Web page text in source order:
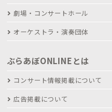
劇場・コンサートホール
オーケストラ・演奏団体
ぶらあぼONLINEとは
コンサート情報掲載について
広告掲載について